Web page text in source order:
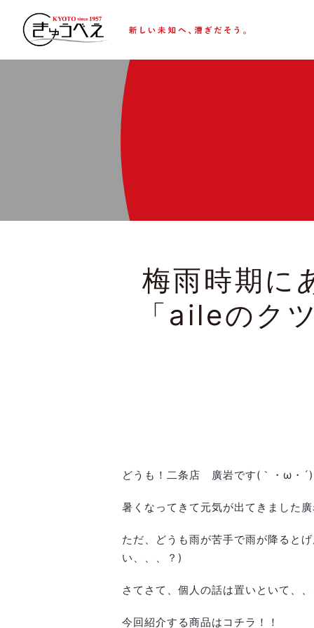
梅雨時期に
「aileのク
どうも！二条店 廣岩です(｀・ω・
暑くなってきて元気が出てきました
ただ、どうも雨が苦手で雨が降ると
い、、、？)
さてさて、個人の話は置いといて、
今回紹介する商品はコチラ！！